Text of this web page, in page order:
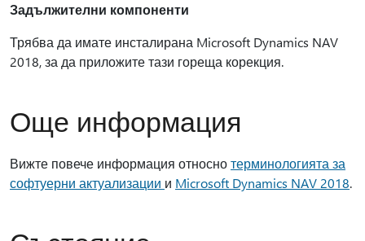
Задължителни компоненти
Трябва да имате инсталирана Microsoft Dynamics NAV
2018, за да приложите тази гореща корекция.
Още информация
Вижте повече информация относнотерминологията за
софтуерни актуализации и Microsoft Dynamics NAV 2018.